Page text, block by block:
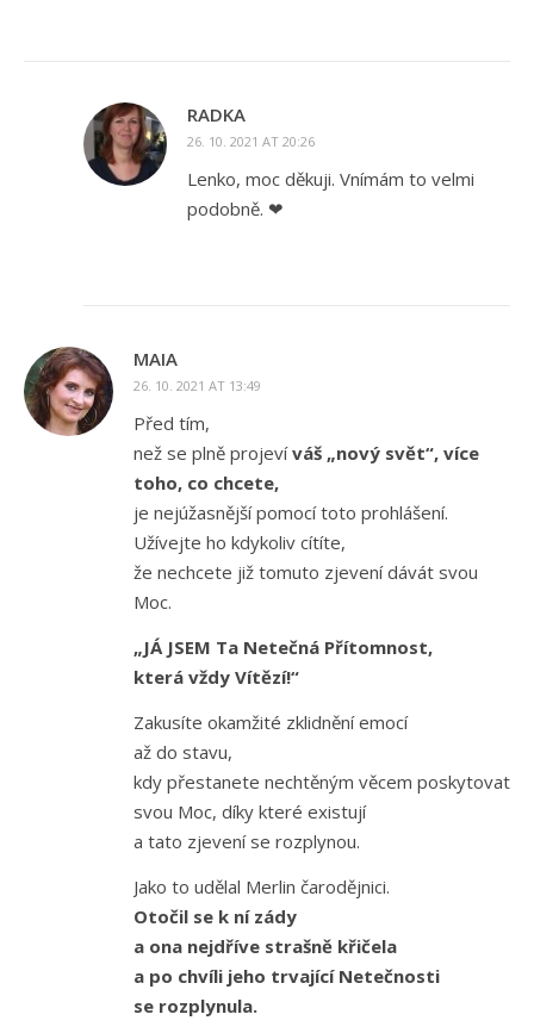
RADKA
26. 10. 2021 AT 20:26
Lenko, moc děkuji. Vnímám to velmi
podobně. ❤
MAIA
26. 10. 2021 AT 13:49
Před tím,
než se plně projevíváš „nový svět“, více
toho, co chcete,
je nejúžasnější pomocí toto prohlášení.
Užívejte ho kdykoliv cítíte,
že nechcete již tomuto zjevení dávát svou
Moc.
„JÁ JSEM Ta Netečná Přítomnost,
která vždy Vítězí!“
Zakusíte okamžité zklidnění emocí
až do stavu,
kdy přestanete nechtěným věcem poskytovat
svou Moc, díky které existují
a tato zjevení se rozplynou.
Jako to udělal Merlin čarodějnici.
Otočil se k ní zády
a ona nejdříve strašně křičela
a po chvíli jeho trvající Netečnosti
se rozplynula.